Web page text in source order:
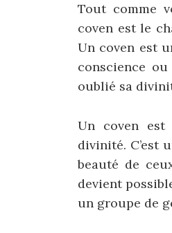
Tout comme
coven est le
Un coven est
conscience
oublié sa
Un coven est
divinité. C’est
beauté de
devient
un groupe de